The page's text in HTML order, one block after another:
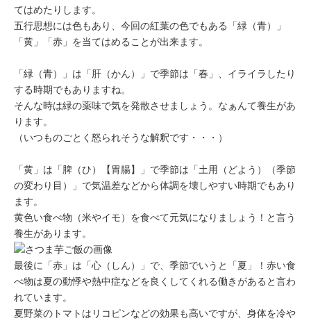
てはめたりします。
五行思想には色もあり、今回の紅葉の色でもある
「緑（青）」
「黄」「赤」 を当てはめることが出来ます。
「緑（青）」 は 「肝（かん）」 で季節は 「春」
、イライラしたり
する時期でもありますね。
そんな時は緑の薬味で気を発散させましょう。なぁんて養生があ
ります。
（いつものごとく怒られそうな解釈です・・・）
「黄」 は 「脾（ひ）【胃腸】」 で季節は 「土用（どよう）（季節
の変わり目）」 で気温差などから体調を壊しやすい時期でもあり
ます。
黄色い食べ物（米やイモ）を食べて元気になりましょう！と言う
養生があります。
最後に 「赤」 は 「心（しん）」 で、季節でいうと 「夏」
！赤い食
べ物は夏の動悸や熱中症などを良くしてくれる働きがあると言わ
れています。
夏野菜のトマトはリコピンなどの効果も高いですが、身体を冷や